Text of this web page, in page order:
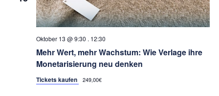
Oktober 13 @ 9:30 . 12:30
Mehr Wert, mehr Wachstum: Wie Verlage ihre
Monetarisierung neu denken
Tickets kaufen 249,00€